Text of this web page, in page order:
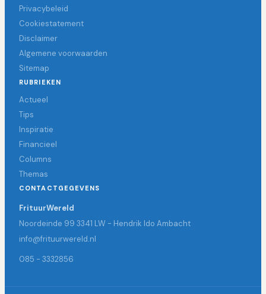
Privacybeleid
Cookiestatement
Disclaimer
Algemene voorwaarden
Sitemap
RUBRIEKEN
Actueel
Tips
Inspiratie
Financieel
Columns
Themas
CONTACTGEGEVENS
FrituurWereld
Noordeinde 99 3341 LW - Hendrik Ido Ambacht
info@frituurwereld.nl
085 - 3332856